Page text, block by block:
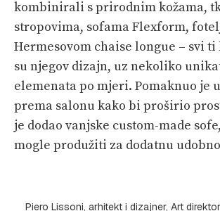
kombinirali s prirodnim kožama,
stropovima, sofama Flexform,
Hermesovom chaise longue – svi
su njegov dizajn, uz nekoliko
elemenata po mjeri. Pomaknuo je
prema salonu kako bi proširio
je dodao vanjske custom-made
mogle produžiti za dodatnu
Piero Lissoni, arhitekt i dizajner, Art